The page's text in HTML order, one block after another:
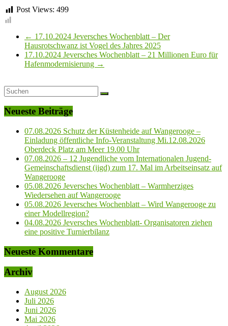
Post Views: 499
← 17.10.2024 Jeversches Wochenblatt – Der
Hausrotschwanz ist Vogel des Jahres 2025
17.10.2024 Jeversches Wochenblatt – 21 Millionen Euro für
Hafenmodernisierung →
Neueste Beiträge
07.08.2026 Schutz der Küstenheide auf Wangerooge –
Einladung öffentliche Info-Veranstaltung Mi.12.08.2026
Oberdeck Platz am Meer 19.00 Uhr
07.08.2026 – 12 Jugendliche vom Internationalen Jugend-
Gemeinschaftsdienst (ijgd) zum 17. Mal im Arbeitseinsatz auf
Wangerooge
05.08.2026 Jeversches Wochenblatt – Warmherziges
Wiedersehen auf Wangerooge
05.08.2026 Jeversches Wochenblatt – Wird Wangerooge zu
einer Modellregion?
04.08.2026 Jeversches Wochenblatt- Organisatoren ziehen
eine positive Turnierbilanz
Neueste Kommentare
Archiv
August 2026
Juli 2026
Juni 2026
Mai 2026